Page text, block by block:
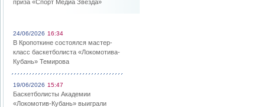
приза «Спорт Медиа Звезда»
24/06/2026 16:34
В Кропоткине состоялся мастер-
класс баскетболиста «Локомотива-
Кубань» Темирова
19/06/2026 15:47
Баскетболисты Академии
«Локомотив-Кубань» выиграли